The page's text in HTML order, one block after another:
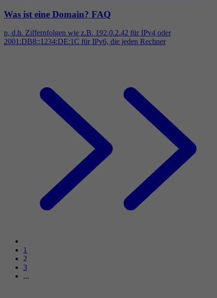
Was ist eine Domain? FAQ
n, d.h. Ziffernfolgen wie z.B. 192.0.2.42 für IPv4 oder
2001:DB8::1234:DE:1C für IPv6, die jeden Rechner
1
2
3
...